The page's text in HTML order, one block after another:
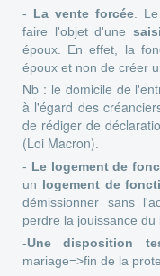
- La vente forcée. Le
faire l'objet d'une
époux. En effet, la
époux et non de créer
Nb : le domicile de
à l'égard des
de rédiger de
(Loi Macron).
- Le logement de
un logement de
démissionner sans
perdre la jouissance du
-Une disposition
mariage=>fin de la